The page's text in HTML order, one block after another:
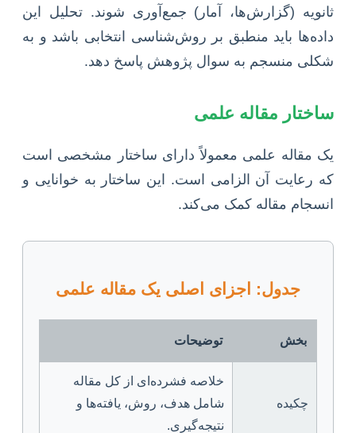
ثانویه (گزارش‌ها، آمار) جمع‌آوری شوند. تحلیل این
داده‌ها باید منطبق بر روش‌شناسی انتخابی باشد و به
شکلی منسجم به سوال پژوهش پاسخ دهد.
ساختار مقاله علمی
یک مقاله علمی معمولاً دارای ساختار مشخصی است
که رعایت آن الزامی است. این ساختار به خوانایی و
انسجام مقاله کمک می‌کند.
جدول: اجزای اصلی یک مقاله علمی
بخش توضیحات
چکیده
خلاصه فشرده‌ای از کل مقاله
شامل هدف، روش، یافته‌ها و
نتیجه‌گیری.